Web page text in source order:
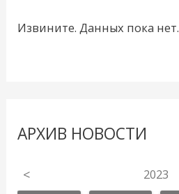
Извините. Данных пока нет.
АРХИВ НОВОСТИ
< 2023